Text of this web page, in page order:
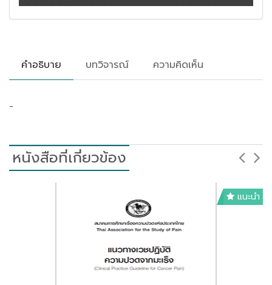
คำอธิบาย บทวิจารณ์ ความคิดเห็น
-
หนังสือที่เกี่ยวข้อง
แนะนำ